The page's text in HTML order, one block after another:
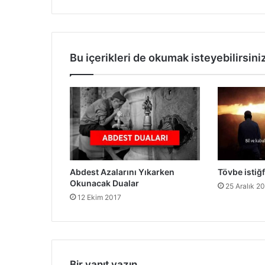
Bu içerikleri de okumak
Abdest Azalarını Yıkarken
Okunacak Dualar
12 Ekim 2017
Tövbe
25 Aralık